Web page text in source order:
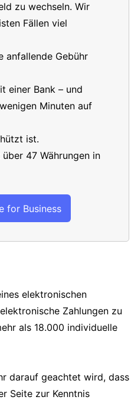
zu wechseln. Wir
Fällen viel
anfallende Gebühr
einer Bank – und
Minuten auf
ist.
47 Währungen in
for Business
elektronischen
Zahlungen zu
als 18.000 individuelle
darauf geachtet wird, dass
Seite zur Kenntnis